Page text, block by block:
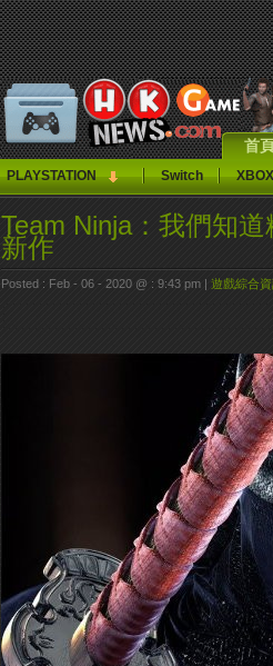
首
PLAYSTATION Switch XBOX
Team Ninja：我們知道
新作
Posted : Feb - 06 - 2020 @ : 9:43 pm | 遊戲綜合